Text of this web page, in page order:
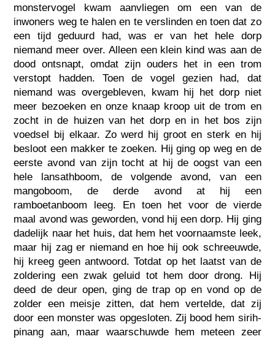
monstervogel kwam aanvliegen om een van de
inwoners weg te halen en te verslinden en toen dat zo
een tijd geduurd had, was er van het hele dorp
niemand meer over. Alleen een klein kind was aan de
dood ontsnapt, omdat zijn ouders het in een trom
verstopt hadden. Toen de vogel gezien had, dat
niemand was overgebleven, kwam hij het dorp niet
meer bezoeken en onze knaap kroop uit de trom en
zocht in de huizen van het dorp en in het bos zijn
voedsel bij elkaar. Zo werd hij groot en sterk en hij
besloot een makker te zoeken. Hij ging op weg en de
eerste avond van zijn tocht at hij de oogst van een
hele lansathboom, de volgende avond, van een
mangoboom, de derde avond at hij een
ramboetanboom leeg. En toen het voor de vierde
maal avond was geworden, vond hij een dorp. Hij ging
dadelijk naar het huis, dat hem het voornaamste leek,
maar hij zag er niemand en hoe hij ook schreeuwde,
hij kreeg geen antwoord. Totdat op het laatst van de
zoldering een zwak geluid tot hem door drong. Hij
deed de deur open, ging de trap op en vond op de
zolder een meisje zitten, dat hem vertelde, dat zij
door een monster was opgesloten. Zij bood hem sirih-
pinang aan, maar waarschuwde hem meteen zeer